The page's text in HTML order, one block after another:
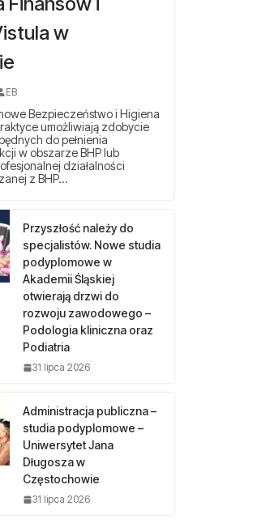
w
EB
Bezpieczeństwo i Higiena
umożliwiają zdobycie
do pełnienia
w obszarze BHP lub
działalności
z BHP…
Przyszłość należy do
specjalistów. Nowe studia
podyplomowe w
Akademii Śląskiej
otwierają drzwi do
rozwoju zawodowego –
Podologia kliniczna oraz
Podiatria
31 lipca 2026
Administracja publiczna –
studia podyplomowe –
Uniwersytet Jana
Długosza w
Częstochowie
31 lipca 2026